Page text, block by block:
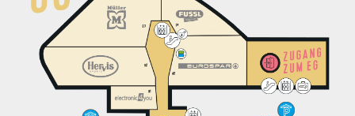
Kontakt & Öffnungszeiten
Service & Infos
Anreise & Parken